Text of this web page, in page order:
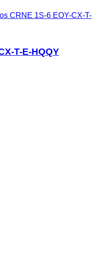
CRNE 1S-6 EOY-CX-T-
T-E-HQQY